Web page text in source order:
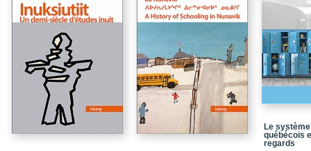
Les Irlandais
La Grande Famineet
Anglophone ou
Bibliographie
Ligne du temps :
Immigrants italiens
synthèse historique
Le courant Italie-
Le
québécois
regards